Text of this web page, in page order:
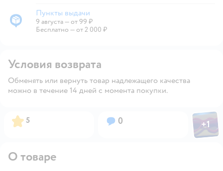
Пункты выдачи
Пункты выдачи
9 августа—от 99 ₽
Бесплатно — от 2 000 ₽
Условия возврата
Обменять или вернуть товар надлежащего качества
можно в течение 14 дней с момента покупки.
Рейтинг:
5 Вопросов:
0 Фото
+1
О товаре